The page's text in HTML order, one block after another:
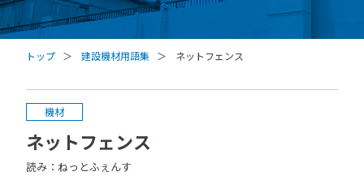
トップ 建設機材用語集 ネットフェンス
機材
ネットフェンス
読み：ねっとふぇんす